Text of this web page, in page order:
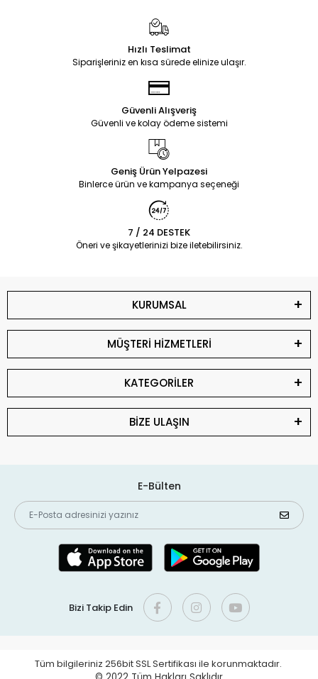
Hızlı Teslimat
Siparişleriniz en kısa sürede elinize ulaşır.
Güvenli Alışveriş
Güvenli ve kolay ödeme sistemi
Geniş Ürün Yelpazesi
Binlerce ürün ve kampanya seçeneği
7 / 24 DESTEK
Öneri ve şikayetlerinizi bize iletebilirsiniz.
KURUMSAL
MÜŞTERİ HİZMETLERİ
KATEGORİLER
BİZE ULAŞIN
E-Bülten
Bizi Takip Edin
Tüm bilgileriniz 256bit SSL Sertifikası ile korunmaktadır.